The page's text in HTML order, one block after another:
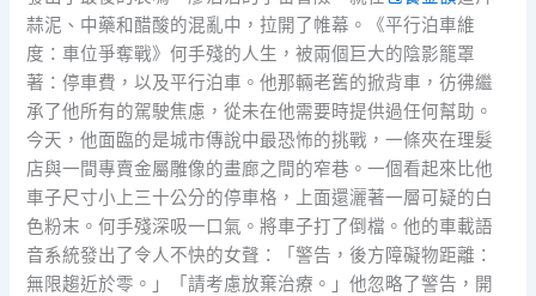
蒜泥、中藥和醋酸的混亂中，拉開了帷幕。《平行泊車維
度：車位爭奪戰》何手殘的人生，被兩個巨大的陰影籠罩
著：停車費，以及平行泊車。他那輛老舊的掀背車，彷彿繼
承了他所有的駕駛焦慮，從未在他需要時提供過任何幫助。
今天，他面臨的是城市傳說中最恐怖的挑戰，一條夾在理髮
店與一間專賣金屬雕像的畫廊之間的窄巷。一個看起來比他
車子尺寸小上三十公分的停車格，上面還灑著一層可疑的白
色粉末。何手殘深吸一口氣。將車子打了倒檔。他的車載語
音系統發出了令人不快的女聲：「警告，後方障礙物距離：
無限趨近於零。」「請考慮放棄治療。」他忽略了警告，開